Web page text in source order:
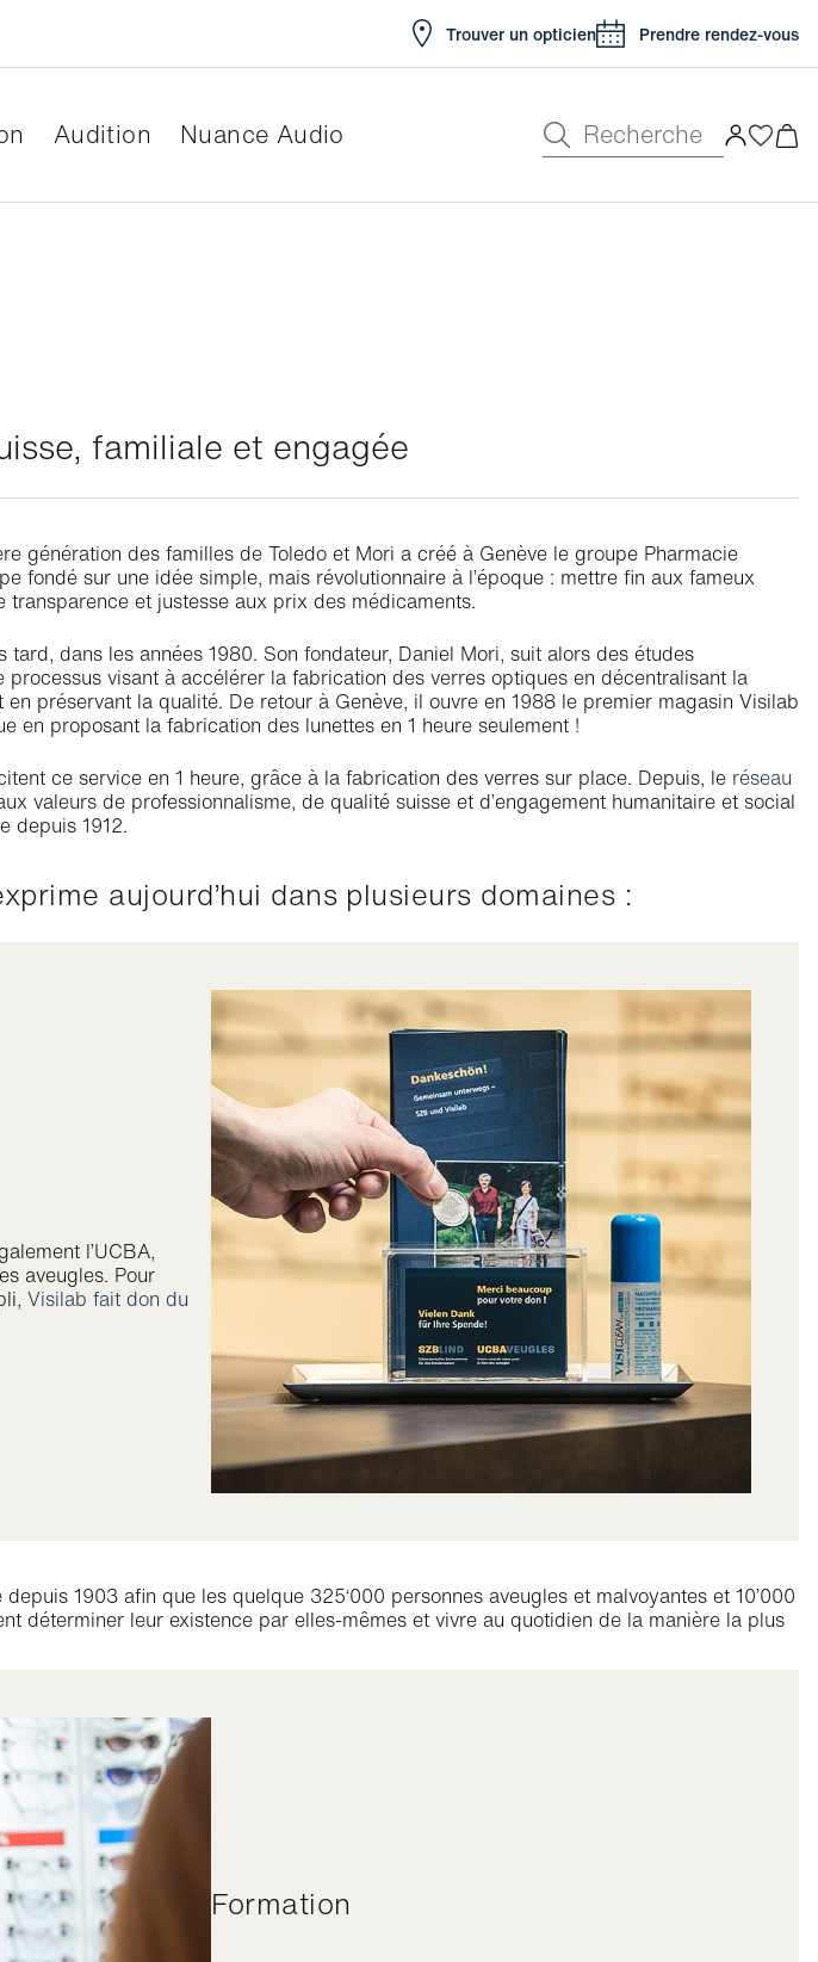
Trouver un opticien Prendre rendez-vous
Audition Nuance Audio Recherche
familiale et engagée
génération des familles de Toledo et Mori a créé à Genève le groupe Pharmacie
fondé sur une idée simple, mais révolutionnaire à l’époque : mettre fin aux fameux
et justesse aux prix des médicaments.
tard, dans les années 1980. Son fondateur, Daniel Mori, suit alors des études
visant à accélérer la fabrication des verres optiques en décentralisant la
préservant la qualité. De retour à Genève, il ouvre en 1988 le premier magasin Visilab
en proposant la fabrication des lunettes en 1 heure seulement !
ce service en 1 heure, grâce à la fabrication des verres sur place. Depuis, le réseau
valeurs de professionnalisme, de qualité suisse et d’engagement humanitaire et social
depuis 1912.
aujourd’hui dans plusieurs domaines :
l’UCBA,
aveugles. Pour
Visilab fait don du
1903 afin que les quelque 325‘000 personnes aveugles et malvoyantes et 10’000
déterminer leur existence par elles-mêmes et vivre au quotidien de la manière la plus
Formation